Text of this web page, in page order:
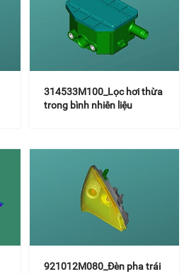
314533M100_Lọc hơi thừa
trong bình nhiên liệu
921012M080_Đèn pha trái